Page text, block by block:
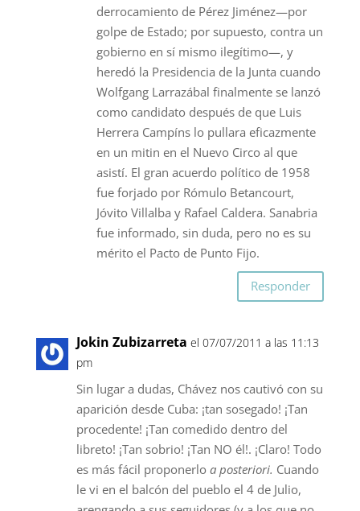
derrocamiento de Pérez Jiménez—por
golpe de Estado; por supuesto, contra un
gobierno en sí mismo ilegítimo—, y
heredó la Presidencia de la Junta cuando
Wolfgang Larrazábal finalmente se lanzó
como candidato después de que Luis
Herrera Campíns lo pullara eficazmente
en un mitin en el Nuevo Circo al que
asistí. El gran acuerdo político de 1958
fue forjado por Rómulo Betancourt,
Jóvito Villalba y Rafael Caldera. Sanabria
fue informado, sin duda, pero no es su
mérito el Pacto de Punto Fijo.
Responder
Jokin Zubizarreta el 07/07/2011 a las 11:13
pm
Sin lugar a dudas, Chávez nos cautivó con su
aparición desde Cuba: ¡tan sosegado! ¡Tan
procedente! ¡Tan comedido dentro del
libreto! ¡Tan sobrio! ¡Tan NO él!. ¡Claro! Todo
es más fácil proponerlo a posteriori. Cuando
le vi en el balcón del pueblo el 4 de Julio,